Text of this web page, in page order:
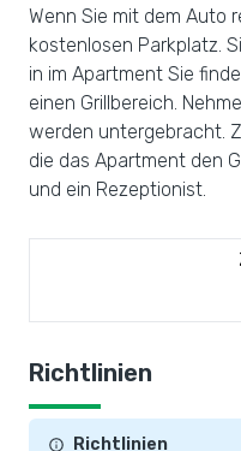
Wenn Sie mit dem Auto
kostenlosen Parkplatz.
in im Apartment Sie
einen Grillbereich.
werden untergebracht.
die das Apartment den
und ein Rezeptionist.
Richtlinien
Richtlinien